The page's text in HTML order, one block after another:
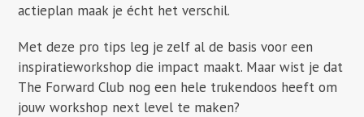
actieplan maak je écht het verschil.
Met deze pro tips leg je zelf al de basis voor een
inspiratieworkshop die impact maakt. Maar wist je dat
The Forward Club nog een hele trukendoos heeft om
jouw workshop next level te maken?